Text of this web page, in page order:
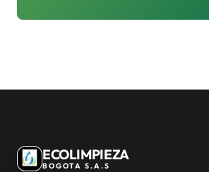
ECOLIMPIEZA
BOGOTA S.A.S